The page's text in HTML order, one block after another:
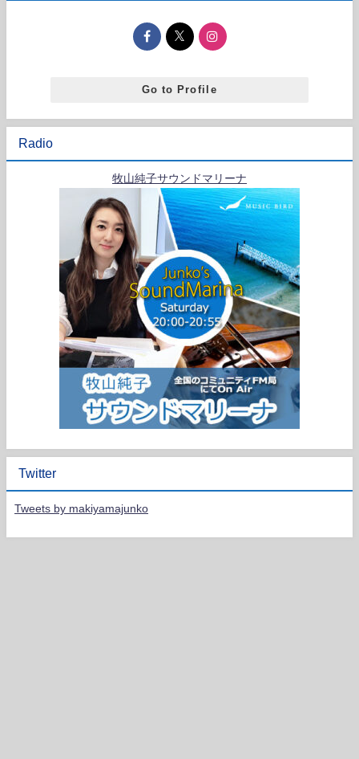
Go to Profile
Radio
牧山純子サウンドマリーナ
Twitter
Tweets by makiyamajunko